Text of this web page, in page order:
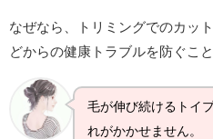
なぜなら、トリミングでのカッ
どからの健康トラブルを防ぐこ
毛が伸び続けるトイ
れがかかせません。